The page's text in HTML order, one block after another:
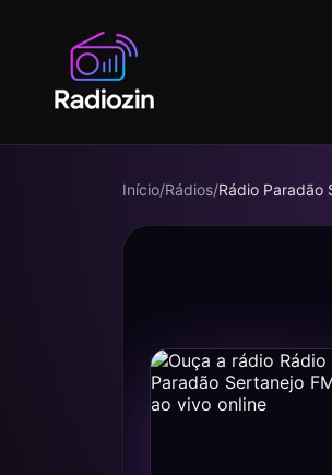
Início/Rádios/Rádio Paradão